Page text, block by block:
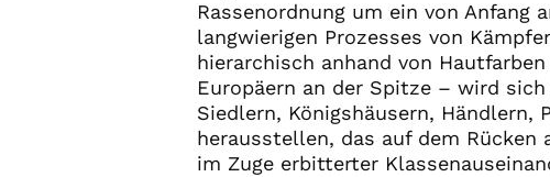
Rassenordnung um ein von Anfang
langwierigen Prozesses von
hierarchisch anhand von
Europäern an der Spitze – wird
Siedlern, Königshäusern,
herausstellen, das auf dem Rücken
im Zuge erbitterter